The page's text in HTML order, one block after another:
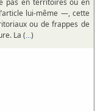
pas en territoires ou en
lui-même —, cette
ou de frappes de
La (...)